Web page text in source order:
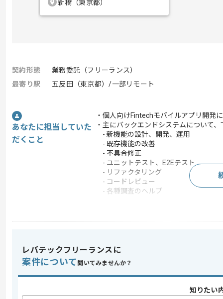
新橋（東京都）
契約形態
業務委託（フリーランス）
最寄り駅
五反田（東京都）/一部リモート
あなたに担当していた
だくこと
・個人向けFintechモバイルアプリ開発
・主にバックエンドシステムについて
- 新機能の設計、開発、運用
- 既存機能の改善
- 不具合修正
- ユニットテスト、E2Eテスト
- リファクタリング
- コードレビュー
- 各種調査のヘルプ
業務内容
担当領域/システ
レバテックフリーランスに
案件について 聞いてみませんか？
知りたい